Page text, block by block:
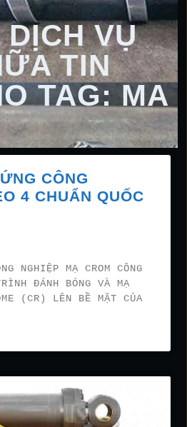
VỤ
TIN
TAG: MA
CÔNG
4 CHUẨN QUỐC
NGHIỆP MẠ CROM CÔNG
ĐÁNH BÓNG VÀ MẠ
(CR) LÊN BỀ MẶT CỦA